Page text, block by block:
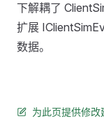
下解耦了
扩展
数据。
为此页提供修改